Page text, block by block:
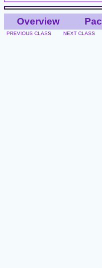
Overview
PREVIOUS CLASS NEXT CLASS